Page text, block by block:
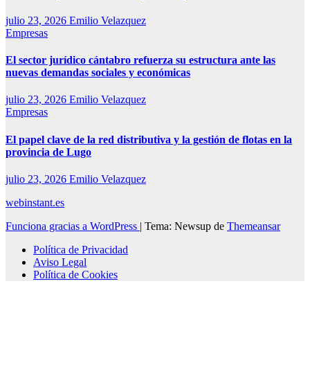
julio 23, 2026 Emilio Velazquez
Empresas
El sector jurídico cántabro refuerza su estructura ante las
nuevas demandas sociales y económicas
julio 23, 2026 Emilio Velazquez
Empresas
El papel clave de la red distributiva y la gestión de flotas en la
provincia de Lugo
julio 23, 2026 Emilio Velazquez
webinstant.es
Funciona gracias a WordPress | Tema: Newsup de Themeansar
Política de Privacidad
Aviso Legal
Política de Cookies